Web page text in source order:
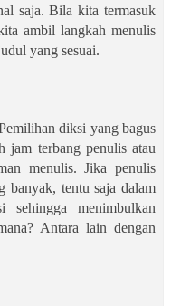
saja. Bila kita termasuk
ambil langkah menulis
yang sesuai.
diksi yang bagus
jam terbang penulis atau
menulis. Jika penulis
banyak, tentu saja dalam
sehingga menimbulkan
Antara lain dengan